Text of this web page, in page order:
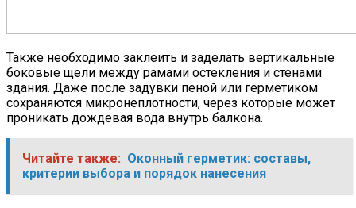
Также необходимо заклеить и заделать вертикальные
боковые щели между рамами остекления и стенами
здания. Даже после задувки пеной или герметиком
сохраняются микронеплотности, через которые может
проникать дождевая вода внутрь балкона.
Читайте также: Оконный герметик: составы,
критерии выбора и порядок нанесения